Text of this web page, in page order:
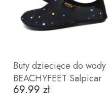
28 29 30 31 32 33 34
Buty dziecięce do wody
BEACHYFEET Salpicar
Cena
69,99 zł